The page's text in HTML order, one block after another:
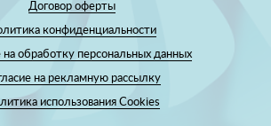
Договор оферты
конфиденциальности
на обработку персональных данных
на рекламную рассылку
использования Cookies